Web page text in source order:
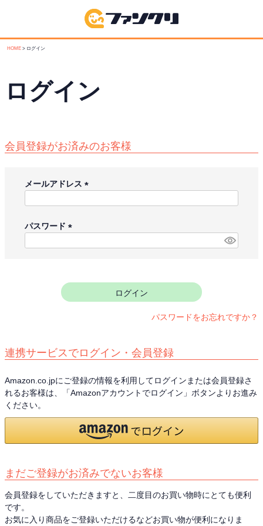
HOME ログイン
ログイン
会員登録がお済みのお客様
メールアドレス
)
パスワード
ログイン
パスワードをお忘れですか？
連携サービスでログイン・会員登録
Amazon.co.jpにご登録の情報を利用してログインまたは会員登録さ
れるお客様は、「Amazonアカウントでログイン」ボタンよりお進み
ください。
まだご登録がお済みでないお客様
会員登録をしていただきますと、二度目のお買い物時にとても便利
です。
お気に入り商品をご登録いただけるなどお買い物が便利になりま